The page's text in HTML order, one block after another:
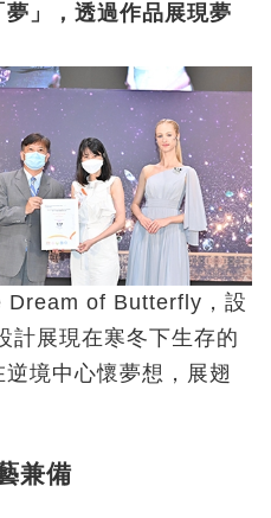
」，透過作品展現夢
Dream of Butterfly，設
計展現在寒冬下生存的
境中心懷夢想，展翅
兼備